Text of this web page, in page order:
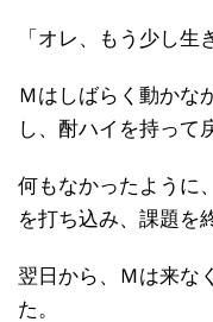
「オレ、もう少し生
Ｍはしばらく動かな
し、酎ハイを持って
何もなかったように
を打ち込み、課題を
翌日から、Ｍは来な
た。